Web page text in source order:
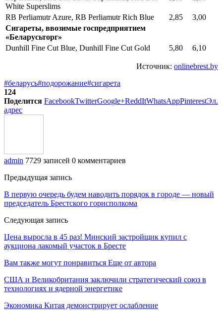
White Superslims
RB Perliamutr Azure, RB Perliamutr Rich Blue 2,85
3,00
Сигареты, ввозимые госпредприятием
«Беларусьторг»
Dunhill Fine Cut Blue, Dunhill Fine Cut Gold
5,80 6,10
Источник: onlinebrest.by
#беларусь#подорожание#сигарета
124
Поделится FacebookTwitterGoogle+ReddItWhatsAppPinterestЭл.
адрес
admin 7729 записей 0 комментариев
Предыдущая запись
В первую очередь будем наводить порядок в городе — новый
председатель Брестского горисполкома
Следующая запись
Цена выросла в 45 раз! Минский застройщик купил с
аукциона лакомый участок в Бресте
Вам также могут понравиться Еще от автора
США и Великобритания заключили стратегический союз в
технологиях и ядерной энергетике
Экономика Китая демонстрирует ослабление